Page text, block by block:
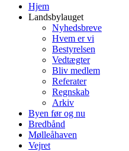
Hjem
Landsbylauget
Nyhedsbreve
Hvem er vi
Bestyrelsen
Vedtægter
Bliv medlem
Referater
Regnskab
Arkiv
Byen før og nu
Bredbånd
Mølleåhaven
Vejret